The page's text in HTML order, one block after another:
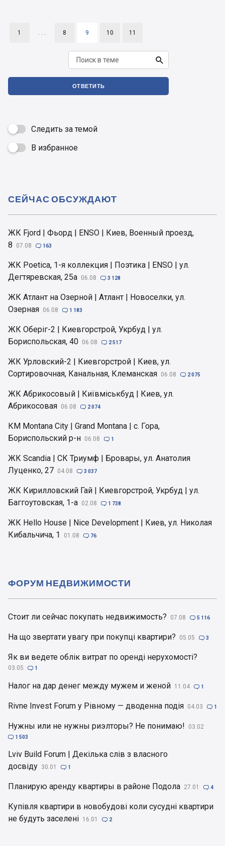
1 . . . 8 9 10 11

ОТВЕТИТЬ
Следить за темой
 В избранное
ЖК Fjord | Фьорд | ENSO | Киев, Военный проезд,
8
07.08  163
ЖК Poetica, 1-я коллекция | Поэтика | ENSO | ул.
Дегтяревская, 25а 06.08  3 128
ЖК Атлант на Озерной | Атлант | Новоселки, ул.
Озерная 06.08  1 183
ЖК Оберіг-2 | Киевгорстрой, Укрбуд | ул.
Бориспольская, 40 06.08  2 517
ЖК Урловский-2 | Киевгорстрой | Киев, ул.
Сортировочная, Канальная, Клеманская 06.08  2 075
ЖК Абрикосовый | Київміськбуд | Киев, ул.
Абрикосовая 06.08  2 074
КМ Montana City | Grand Montana | с. Гора,
Бориспольский р-н 06.08  1
ЖК Scandia | СК Триумф | Бровары, ул. Анатолия
Луценко, 27 04.08  3 037
ЖК Кирилловский Гай | Киевгорстрой, Укрбуд | ул.
Баггоутовская, 1-а 02.08  1 738
ЖК Hello House | Nice Development | Киев, ул. Николая
Кибальчича, 1
01.08  76
СЕЙЧАС ОБСУЖДАЮТ
Стоит ли сейчас покупать недвижимость? 07.08  5 116
На що звертати увагу при покупці квартири? 05.05  3
Як ви ведете облік витрат по оренді нерухомості?
03.05  1
Налог на дар денег между мужем и женой 11.04  1
Rivne Invest Forum у Рівному — дводенна подія 04.03  1
Нужны или не нужны риэлторы? Не понимаю! 03.02
 1 503
Lviv Build Forum | Декілька слів з власного
досвіду 30.01  1
Планирую аренду квартиры в районе Подола 27.01  4
Купівля квартири в новобудові коли сусудні квартири
не будуть заселені 16.01  2
ФОРУМ НЕДВИЖИМОСТИ